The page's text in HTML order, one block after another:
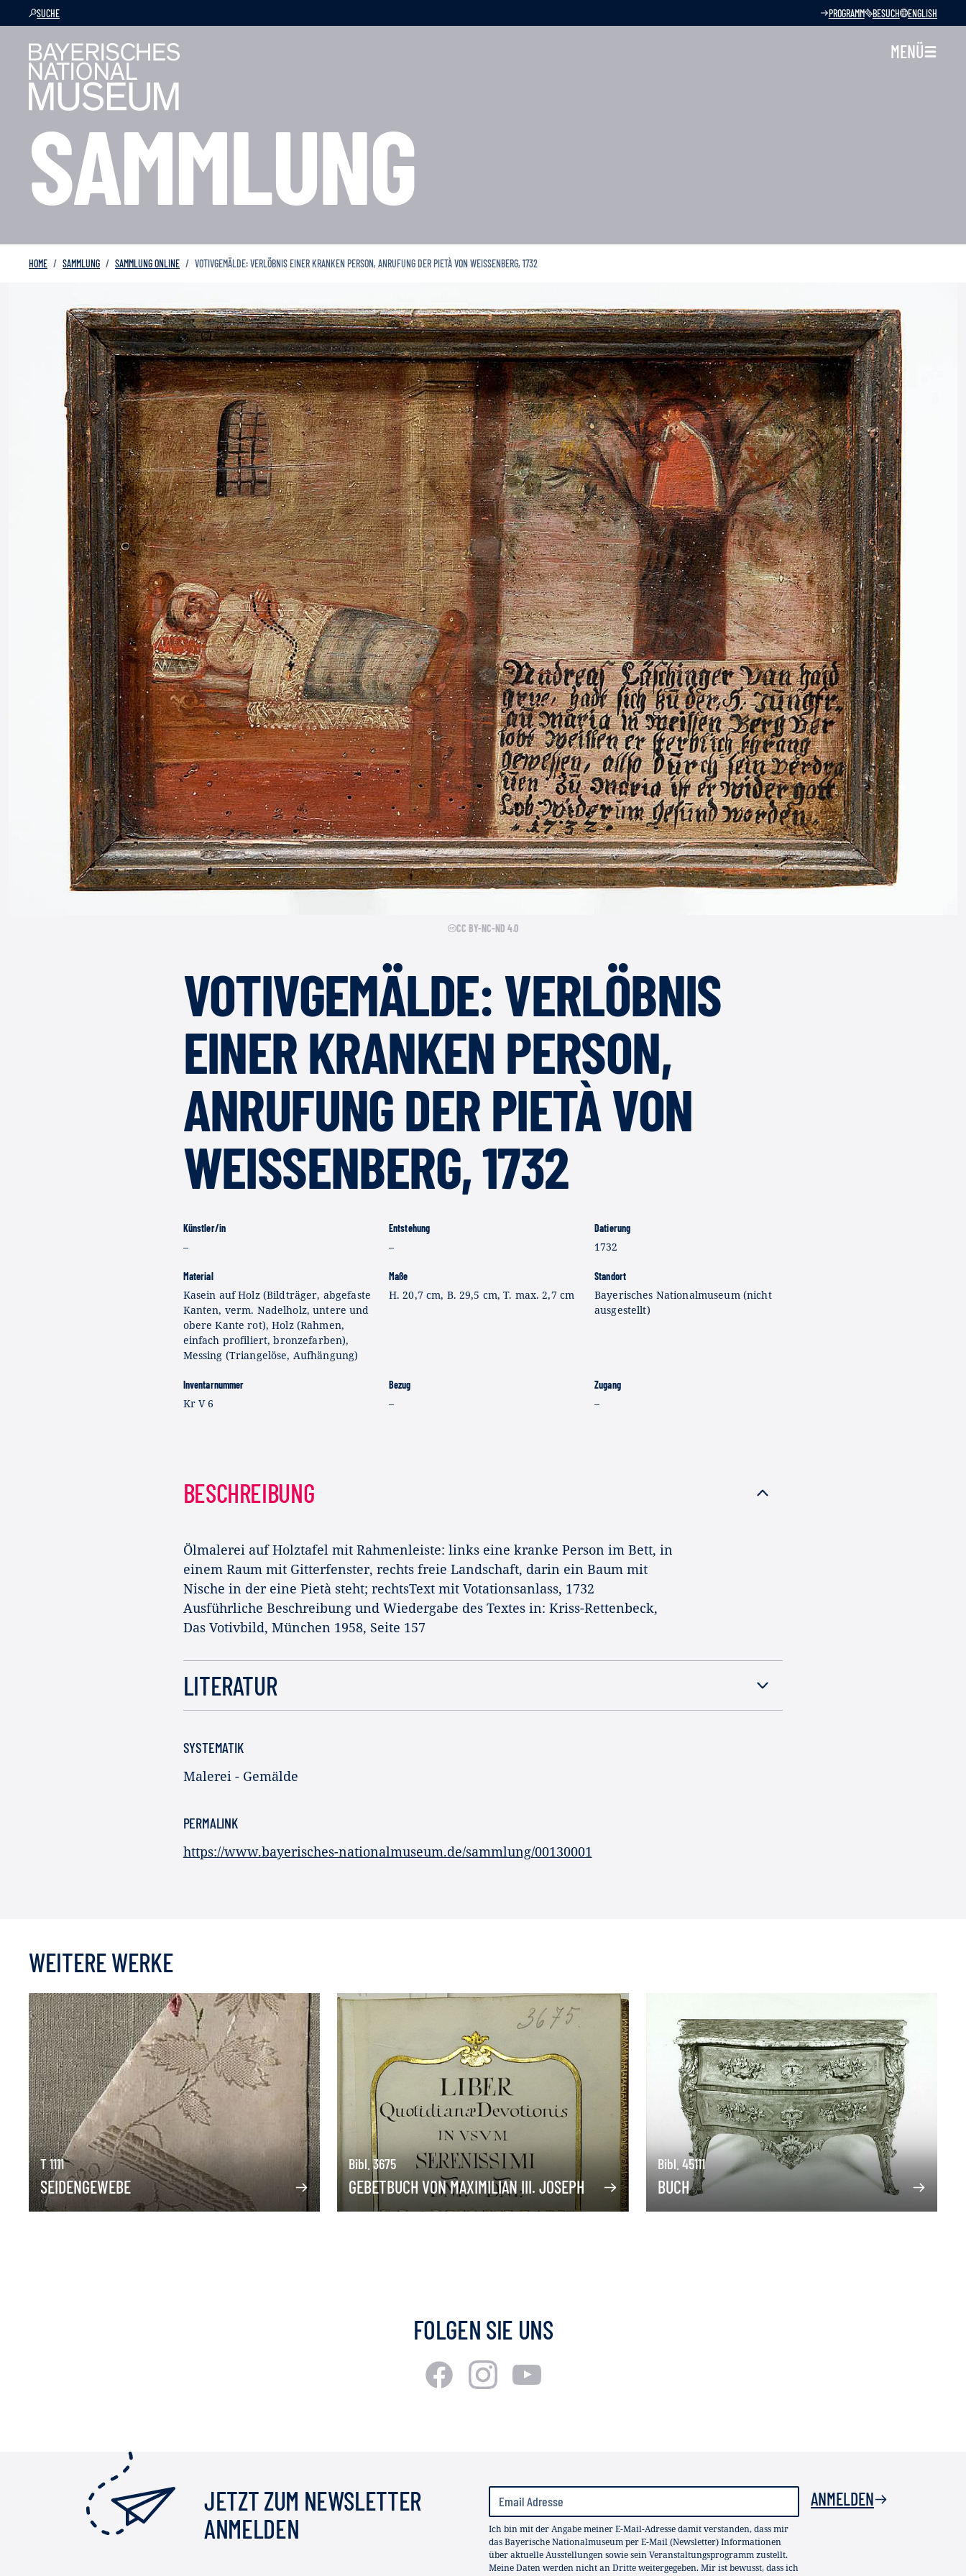
SUCHE PROGRAMM BESUCH ENGLISH
MENÜ
SAMMLUNG
HOME SAMMLUNG SAMMLUNG ONLINE VOTIVGEMÄLDE: VERLÖBNIS EINER KRANKEN PERSON, ANRUFUNG DER PIETÀ VON WEISSENBERG, 1732
CC BY-NC-ND 4.0
VOTIVGEMÄLDE: VERLÖBNIS
EINER KRANKEN PERSON,
ANRUFUNG DER PIETÀ VON
WEISSENBERG, 1732
Künstler/in
–
Entstehung
–
Datierung
1732
Material
Kasein auf Holz (Bildträger, abgefaste
Kanten, verm. Nadelholz, untere und
obere Kante rot), Holz (Rahmen,
einfach profiliert, bronzefarben),
Messing (Triangelöse, Aufhängung)
Maße
H. 20,7 cm, B. 29,5 cm, T. max. 2,7 cm
Standort
Bayerisches Nationalmuseum (nicht
ausgestellt)
Inventarnummer
Kr V 6
Bezug
–
Zugang
–
BESCHREIBUNG
Ölmalerei auf Holztafel mit Rahmenleiste: links eine kranke Person im Bett, in
einem Raum mit Gitterfenster, rechts freie Landschaft, darin ein Baum mit
Nische in der eine Pietà steht; rechtsText mit Votationsanlass, 1732
Ausführliche Beschreibung und Wiedergabe des Textes in: Kriss-Rettenbeck,
Das Votivbild, München 1958, Seite 157
LITERATUR
SYSTEMATIK
Malerei - Gemälde
PERMALINK
https://www.bayerisches-nationalmuseum.de/sammlung/00130001
WEITERE WERKE
T 1111
SEIDENGEWEBE
Bibl. 3675
GEBETBUCH VON MAXIMILIAN III. JOSEPH
Bibl. 45111
BUCH
FOLGEN SIE UNS
JETZT ZUM NEWSLETTER
ANMELDEN
Ich bin mit der Angabe meiner E-Mail-Adresse damit verstanden, dass mir
das Bayerische Nationalmuseum per E-Mail (Newsletter) Informationen
über aktuelle Ausstellungen sowie sein Veranstaltungsprogramm zustellt.
Meine Daten werden nicht an Dritte weitergegeben. Mir ist bewusst, dass ich
ANMELDEN